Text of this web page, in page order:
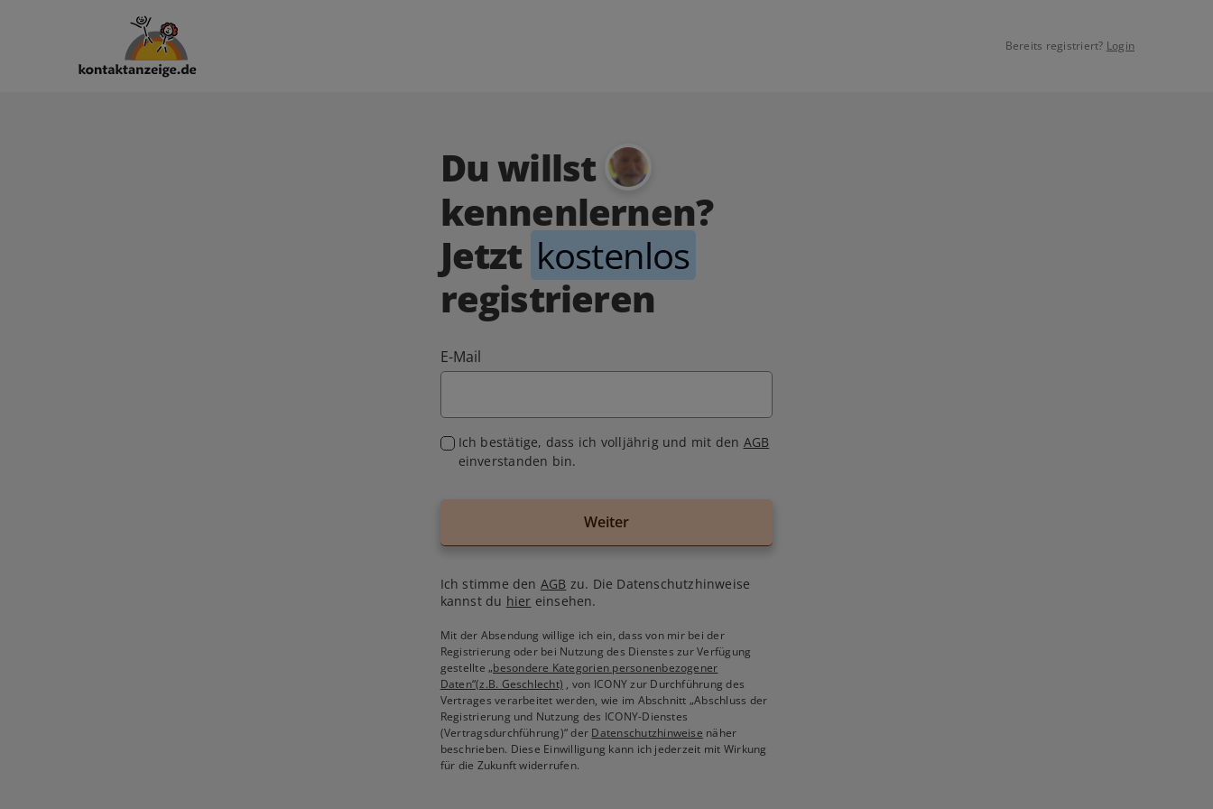
Bereits registriert? Login
Du willst
kennenlernen?
Jetzt kostenlos
registrieren
E-Mail
Ich bestätige, dass ich volljährig und mit den AGB
einverstanden bin.
Weiter
Ich stimme den AGB zu. Die Datenschutzhinweise
kannst du hier einsehen.
Mit der Absendung willige ich ein, dass von mir bei der
Registrierung oder bei Nutzung des Dienstes zur Verfügung
gestellte„besondere Kategorien personenbezogener
Daten“(z.B. Geschlecht) , von ICONY zur Durchführung des
Vertrages verarbeitet werden, wie im Abschnitt „Abschluss der
Registrierung und Nutzung des ICONY-Dienstes
(Vertragsdurchführung)“ der Datenschutzhinweise näher
beschrieben. Diese Einwilligung kann ich jederzeit mit Wirkung
für die Zukunft widerrufen.